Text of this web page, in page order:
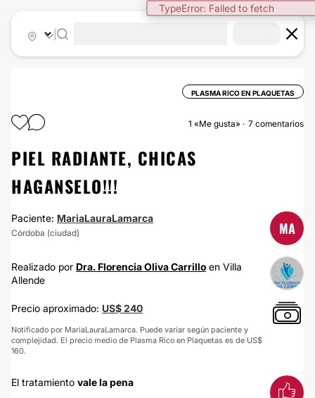
TypeError: Failed to fetch
PLASMA RICO EN PLAQUETAS
1 «Me gusta» 7 comentarios
PIEL RADIANTE, CHICAS
HAGANSELO!!!
Paciente: MariaLauraLamarca
Córdoba (ciudad) MA
Realizado por Dra. Florencia Oliva Carrillo en Villa
Allende
Precio aproximado: US$ 240
Notificado por MariaLauraLamarca. Puede variar según paciente y
complejidad. El precio medio de Plasma Rico en Plaquetas es de US$
160.
El tratamiento vale la pena